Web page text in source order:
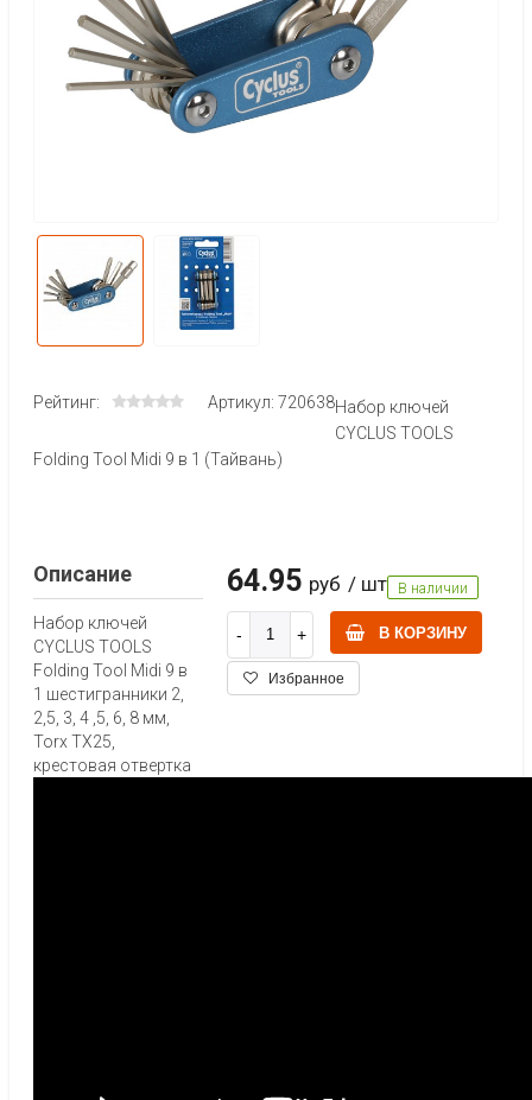
Рейтинг: Артикул: 720638Набор ключей
CYCLUS TOOLS
Folding Tool Midi 9 в 1 (Тайвань)
64.95 руб / шт В наличии
В КОРЗИНУ
Избранное
Описание
Набор ключей
CYCLUS TOOLS
Folding Tool Midi 9 в
1 шестигранники 2,
2,5, 3, 4 ,5, 6, 8 мм,
Torx TX25,
крестовая отвертка